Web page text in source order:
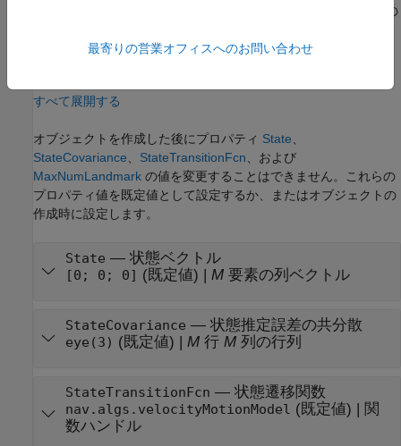
を指定します。これらの
すべて展開する
オブジェクトを作成した後にプロパティ State
StateCovariance
StateTransitionFcn 、および
MaxNumLandmark の値を変更することはできません。これらの
プロパティ値を既定値として設定するか、またはオブジェクトの
作成時に設定します。
State — 状態ベクトル
[0; 0; 0] (既定値) | M要素の列ベクトル
StateCovariance — 状態推定誤差の共分散
eye(3) (既定値) | M行 M列の行列
StateTransitionFcn — 状態遷移関数
nav.algs.velocityMotionModel (既定値) | 関
数ハンドル
最寄りの営業オフィスへのお問い合わせ